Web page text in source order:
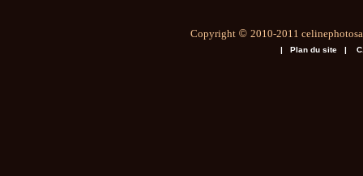
Copyright © 2010-2011
| Plan du site |